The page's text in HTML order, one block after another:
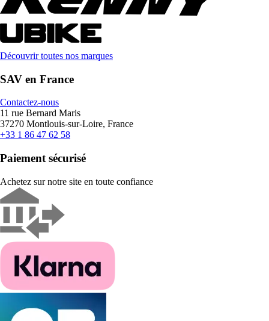
Découvrir toutes nos marques
SAV en France
Contactez-nous
11 rue Bernard Maris
37270 Montlouis-sur-Loire, France
+33 1 86 47 62 58
Paiement sécurisé
Achetez sur notre site en toute confiance